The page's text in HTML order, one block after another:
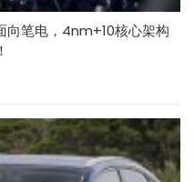
笔电，4nm+10核心架构